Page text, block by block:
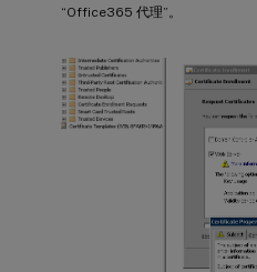
“Office365 代理”。